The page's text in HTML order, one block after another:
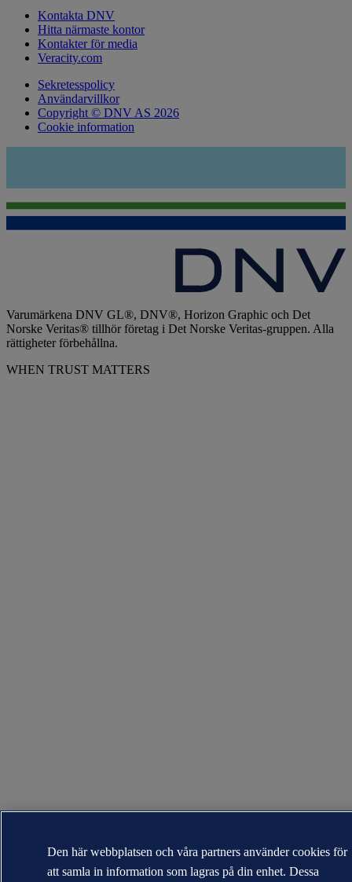
Kontakta DNV
Hitta närmaste kontor
Kontakter för media
Veracity.com
Sekretesspolicy
Användarvillkor
Copyright © DNV AS 2026
Cookie information
Varumärkena DNV GL®, DNV®, Horizon Graphic och Det
Norske Veritas® tillhör företag i Det Norske Veritas-gruppen. Alla
rättigheter förbehållna.
WHEN TRUST MATTERS
Den här webbplatsen och våra partners använder cookies för
att samla in information som lagras på din enhet. Dessa